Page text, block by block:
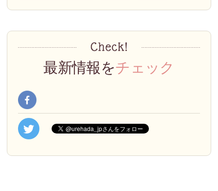
最新情報をチェック